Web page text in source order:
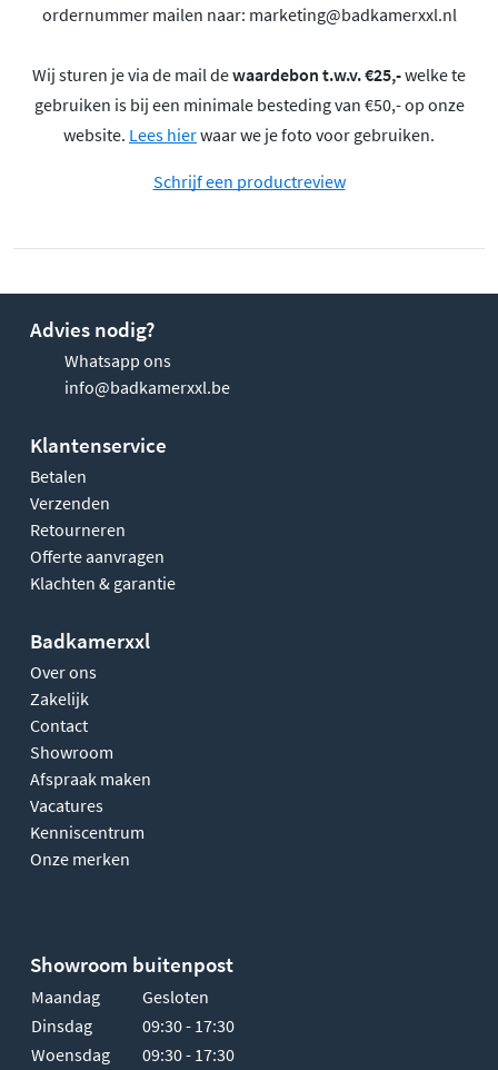
ordernummer mailen naar: marketing@badkamerxxl.nl
Wij sturen je via de mail dewaardebon t.w.v. €25,-welke te
gebruiken is bij een minimale besteding van €50,- op onze
website. Lees hierwaar we je foto voor gebruiken.
Schrijf een productreview
Advies nodig?
Whatsapp ons
info@badkamerxxl.be
Klantenservice
Betalen
Verzenden
Retourneren
Offerte aanvragen
Klachten & garantie
Badkamerxxl
Over ons
Zakelijk
Contact
Showroom
Afspraak maken
Vacatures
Kenniscentrum
Onze merken
Showroom buitenpost
Maandag
Gesloten
Dinsdag
09:30 - 17:30
Woensdag
09:30 - 17:30